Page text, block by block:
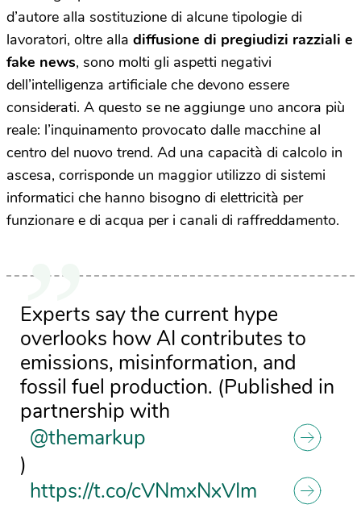
d’autore alla sostituzione di alcune tipologie di
lavoratori, oltre alla diffusione di pregiudizi razziali e
fake news, sono molti gli aspetti negativi
dell’intelligenza artificiale che devono essere
considerati. A questo se ne aggiunge uno ancora più
reale: l’inquinamento provocato dalle macchine al
centro del nuovo trend. Ad una capacità di calcolo in
ascesa, corrisponde un maggior utilizzo di sistemi
informatici che hanno bisogno di elettricità per
funzionare e di acqua per i canali di raffreddamento.
Experts say the current hype
overlooks how AI contributes to
emissions, misinformation, and
fossil fuel production. (Published in
partnership with
@themarkup
)
https://t.co/cVNmxNxVIm